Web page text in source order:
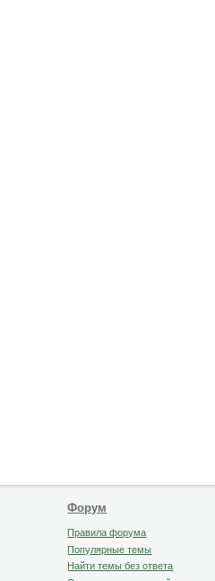
Форум
Правила форума
Популярные темы
Найти темы без ответа